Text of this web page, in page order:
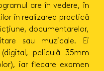
are în vedere, în
în realizarea practică
documentarelor,
sau muzicale. Ei
peliculă 35mm
iar fiecare examen